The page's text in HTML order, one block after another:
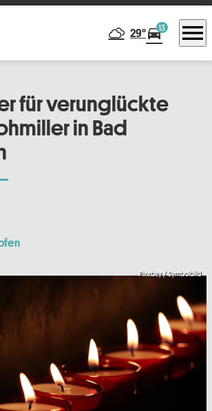
29°directions_car13 menu
für verunglückte
in Bad
Pixabay / Symbolbild